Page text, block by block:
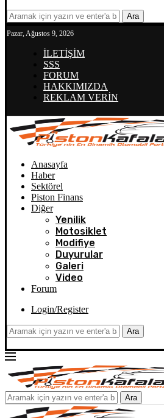
Ara
Pazar, Ağustos 9, 2026
İLETİŞİM
SSS
FORUM
HAKKIMIZDA
REKLAM VERİN
Anasayfa
Haber
Sektörel
Piston Finans
Diğer
Yenilik
Motosiklet
Modifiye
Duyurular
Galeri
Video
Forum
Login/Register
Ara
Ara